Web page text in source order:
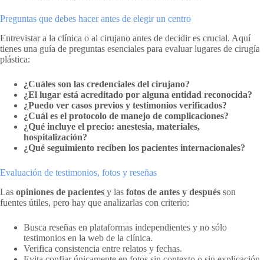
Preguntas que debes hacer antes de elegir un centro
Entrevistar a la clínica o al cirujano antes de decidir es crucial. Aquí
tienes una guía de preguntas esenciales para evaluar lugares de cirugía
plástica:
¿Cuáles son las credenciales del cirujano?
¿El lugar está acreditado por alguna entidad reconocida?
¿Puedo ver casos previos y testimonios verificados?
¿Cuál es el protocolo de manejo de complicaciones?
¿Qué incluye el precio: anestesia, materiales,
hospitalización?
¿Qué seguimiento reciben los pacientes internacionales?
Evaluación de testimonios, fotos y reseñas
Las opiniones de pacientes y las fotos de antes y después son
fuentes útiles, pero hay que analizarlas con criterio:
Busca reseñas en plataformas independientes y no sólo
testimonios en la web de la clínica.
Verifica consistencia entre relatos y fechas.